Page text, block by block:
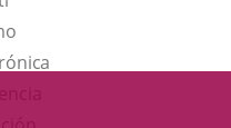
Este
enlace